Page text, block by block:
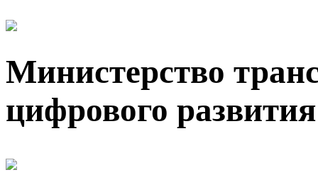
Министерство
цифрового